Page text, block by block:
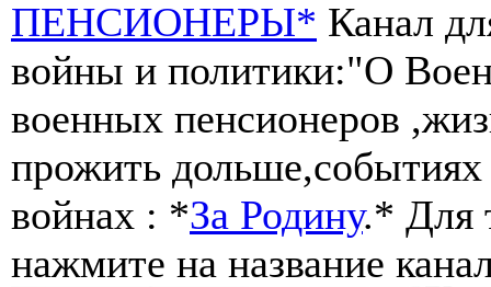
ПЕНСИОНЕРЫ* Канал
войны и политики:"О
военных пенсионеров
прожить
войнах : *За Родину.* Для
нажмите на название